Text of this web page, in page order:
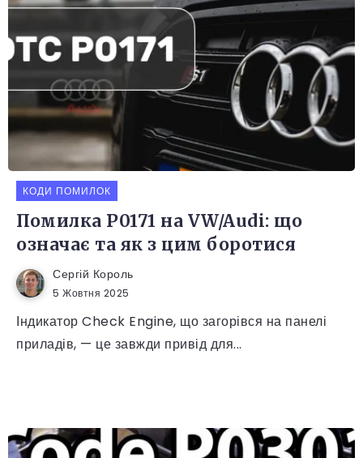
КОДИ ПОМИЛОК
Помилка P0171 на VW/Audi: що
означає та як з цим боротися
Сергій Король
5 Жовтня 2025
Індикатор Check Engine, що загорівся на панелі
приладів, — це завжди привід для...